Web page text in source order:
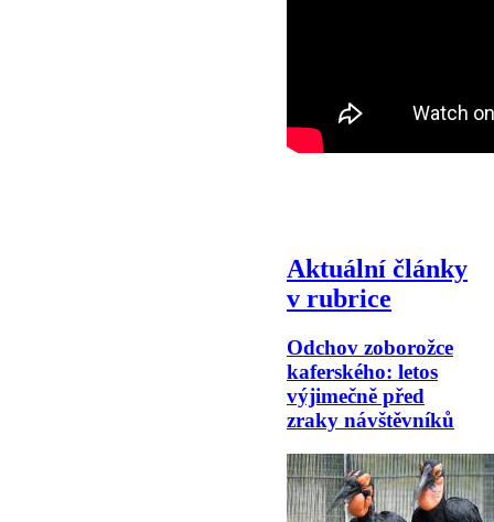
Aktuální články
v rubrice
Odchov zoborožce
kaferského: letos
výjimečně před
zraky návštěvníků